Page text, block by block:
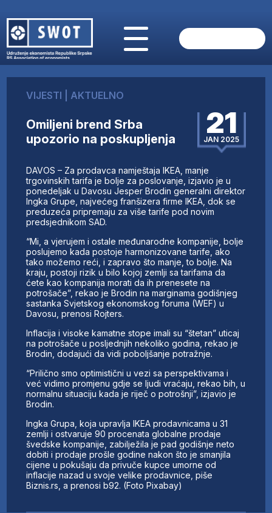
O NAMA
AKTUELNO
ANALIZE
FINANSIJE
IZ STRANIH MEDIJA
AKTIVNOSTI
SWOT INTERVJU
UČLANI SE
KONTAKT
VIJESTI AKTUELNO
Omiljeni brend Srba
upozorio na poskupljenja
21
JAN 2025
DAVOS – Za prodavca namještaja IKEA, manje
trgovinskih tarifa je bolje za poslovanje, izjavio je u
ponedeljak u Davosu Jesper Brodin generalni direktor
Ingka Grupe, najvećeg franšizera firme IKEA, dok se
preduzeća pripremaju za više tarife pod novim
predsjednikom SAD.
“Mi, a vjerujem i ostale međunarodne kompanije, bolje
poslujemo kada postoje harmonizovane tarife, ako
tako možemo reći, i zapravo što manje, to bolje. Na
kraju, postoji rizik u bilo kojoj zemlji sa tarifama da
ćete kao kompanija morati da ih prenesete na
potrošače”, rekao je Brodin na marginama godišnjeg
sastanka Svjetskog ekonomskog foruma (WEF) u
Davosu, prenosi Rojters.
Inflacija i visoke kamatne stope imali su “štetan” uticaj
na potrošače u posljednjih nekoliko godina, rekao je
Brodin, dodajući da vidi poboljšanje potražnje.
“Prilično smo optimistični u vezi sa perspektivama i
već vidimo promjenu gdje se ljudi vraćaju, rekao bih, u
normalnu situaciju kada je riječ o potrošnji”, izjavio je
Brodin.
Ingka Grupa, koja upravlja IKEA prodavnicama u 31
zemlji i ostvaruje 90 procenata globalne prodaje
švedske kompanije, zabilježila je pad godišnje neto
dobiti i prodaje prošle godine nakon što je smanjila
cijene u pokušaju da privuče kupce umorne od
inflacije nazad u svoje velike prodavnice, piše
Biznis.rs, a prenosi b92. (Foto Pixabay)